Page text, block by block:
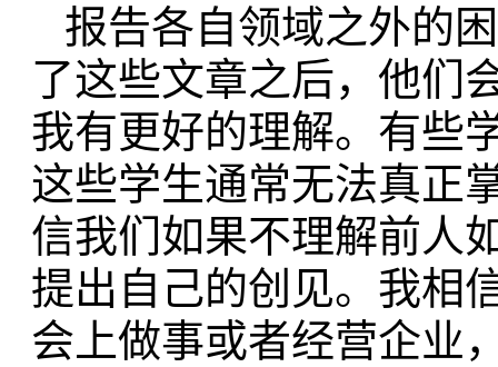
报告各自领域之外的
了这些文章之后，他们
我有更好的理解。 有些
这些学生通常无法真正
信我们如果不理解前人
提出自己的创见。我相
会上做事或者经营企业